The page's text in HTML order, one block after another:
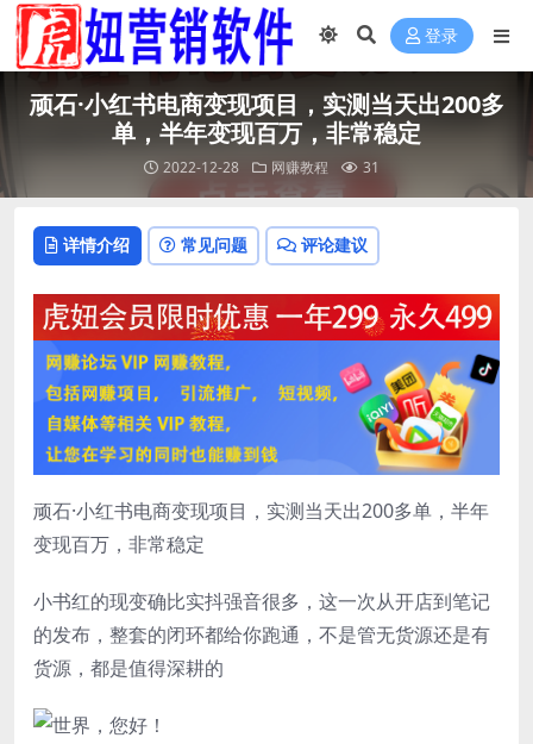
登录
顽石·小红‬书电商变现项目，实测当天出200多
单，半年变现百万，非常稳定
2022-12-28 网赚教程 31
详情介绍 常见问题 评论建议
顽石·小红‬书电商变现项目，实测当天出200多单，半年
变现百万，非常稳定
小书红的现变确比实抖强音很多，这一次从开店到笔记
的发布，整套的闭环都给你跑通，不是管无货源还是有
货源，都是值得深耕的